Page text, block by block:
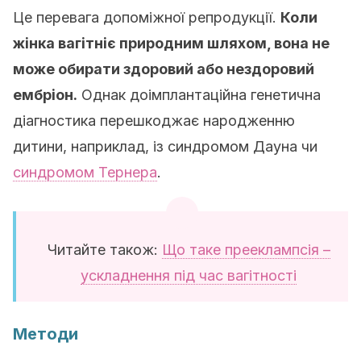
Це перевага допоміжної репродукції. Коли
жінка вагітніє природним шляхом, вона не
може обирати здоровий або нездоровий
ембріон. Однак доімплантаційна генетична
діагностика перешкоджає народженню
дитини, наприклад, із синдромом Дауна чи
синдромом Тернера.
Читайте також: Що таке прееклампсія –
ускладнення під час вагітності
Методи